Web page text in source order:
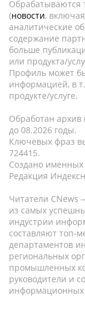
Обрабатываются
(новости,
аналитические
содержание
больше
или продукта/
Профиль может
информацией, в
продукте/услуге.
Обработан архив
до 08.2026 годы.
Ключевых фраз
724415.
Создано именных
Редакция
Читатели CNews
из самых
индустрии
составляют топ-
департаментов
региональных
промышленных
руководители и
информационных